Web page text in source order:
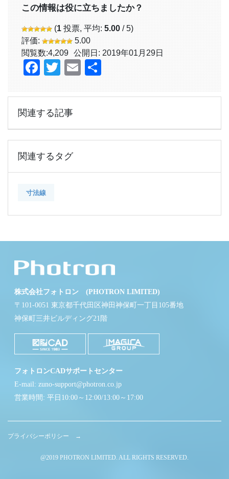
この情報は役に立ちましたか？
(1 投票, 平均: 5.00 / 5)
評価:
5.00
閲覧数:4,209 公開日: 2019年01月29日
Facebook
TwitterEmail
関連する記事
関連するタグ
寸法線
株式会社フォトロン (PHOTRON LIMITED)
〒101-0051 東京都千代田区神田神保町一丁目105番地
神保町三井ビルディング21階
フォトロンCADサポートセンター
E-mail: zuno-support@photron.co.jp
営業時間: 平日10:00～12:00/13:00～17:00
プライバシーポリシー →
@2019 PHOTRON LIMITED. ALL RIGHTS RESERVED.